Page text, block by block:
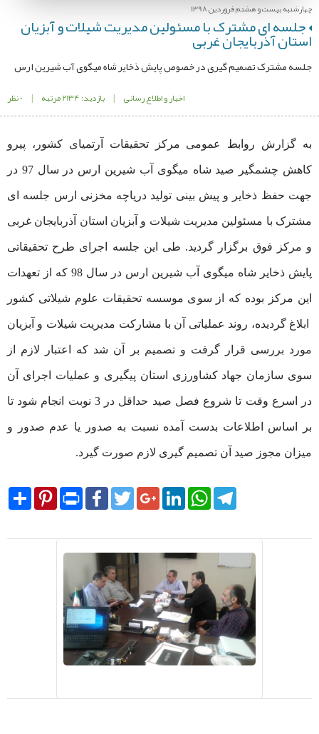
چهارشنبه بیست و هشتم فروردین 1398
جلسه ای مشترک با مسئولین مدیریت شیلات و آبزیان
استان آذربایجان غربی
جلسه مشترک تصمیم گیری در خصوص پایش ذخایر شاه میگوی آب شیرین ارس
اخبار و اطلاع رسانی | بازدید: 2134 مرتبه | 0 نظر
به گزارش روابط عمومی مرکز تحقیقات آرتمیای کشور، پیرو
کاهش چشمگیر صید شاه میگوی آب شیرین ارس در سال 97 در
جهت حفظ ذخایر و پیش بینی تولید دریاچه مخزنی ارس جلسه ای
مشترک با مسئولین مدیریت شیلات و آبزیان استان آذربایجان غربی
و مرکز فوق برگزار گردید. طی این جلسه اجرای طرح تحقیقاتی
پایش ذخایر شاه میگوی آب شیرین ارس در سال 98 که از تعهدات
این مرکز بوده که از سوی موسسه تحقیقات علوم شیلاتی کشور
ابلاغ گردیده، روند عملیاتی آن با مشارکت مدیریت شیلات و آبزیان
مورد بررسی قرار گرفت و تصمیم بر آن شد که اعتبار لازم از
سوی سازمان جهاد کشاورزی استان پیگیری و عملیات اجرای آن
در اسرع وقت تا شروع فصل صید حداقل در 3 نوبت انجام شود تا
بر اساس اطلاعات بدست آمده نسبت به صدور یا عدم صدور و
میزان مجوز صید آن تصمیم گیری لازم صورت گیرد.
SharePinterest Print
FacebookTwitterGoogle+LinkedInWhatsAppTelegram